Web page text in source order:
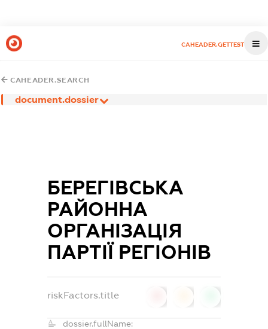
CAHEADER.GETTEST
CAHEADER.SEARCH
document.dossier
БЕРЕГІВСЬКА
РАЙОННА
ОРГАНІЗАЦІЯ
ПАРТІЇ РЕГІОНІВ
riskFactors.title
dossier.fullName: